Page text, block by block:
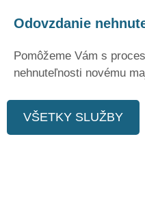
Odovzdanie
Pomôžeme Vám s
nehnuteľnosti novému
VŠETKY SLUŽBY